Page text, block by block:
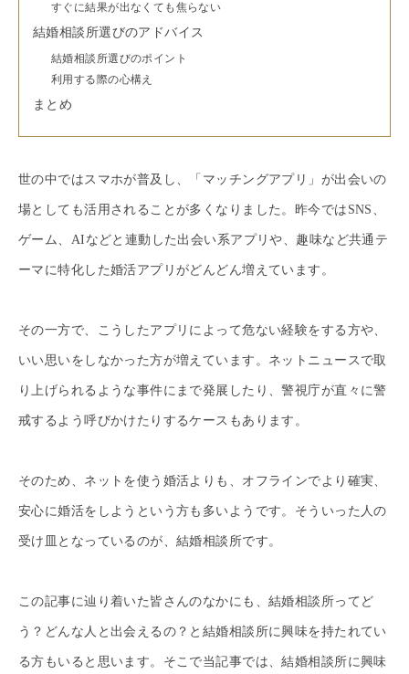
すぐに結果が出なくても焦らない
結婚相談所選びのアドバイス
結婚相談所選びのポイント
利用する際の心構え
まとめ
世の中ではスマホが普及し、「マッチングアプリ」が出会いの
場としても活用されることが多くなりました。昨今ではSNS、
ゲーム、AIなどと連動した出会い系アプリや、趣味など共通テ
ーマに特化した婚活アプリがどんどん増えています。
その一方で、こうしたアプリによって危ない経験をする方や、
いい思いをしなかった方が増えています。ネットニュースで取
り上げられるような事件にまで発展したり、警視庁が直々に警
戒するよう呼びかけたりするケースもあります。
そのため、ネットを使う婚活よりも、オフラインでより確実、
安心に婚活をしようという方も多いようです。そういった人の
受け皿となっているのが、結婚相談所です。
この記事に辿り着いた皆さんのなかにも、結婚相談所ってど
う？どんな人と出会えるの？と結婚相談所に興味を持たれてい
る方もいると思います。そこで当記事では、結婚相談所に興味